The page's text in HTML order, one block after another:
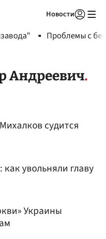
Новости
Проблемы с
Андреевич
судится
увольняли главу
Украины